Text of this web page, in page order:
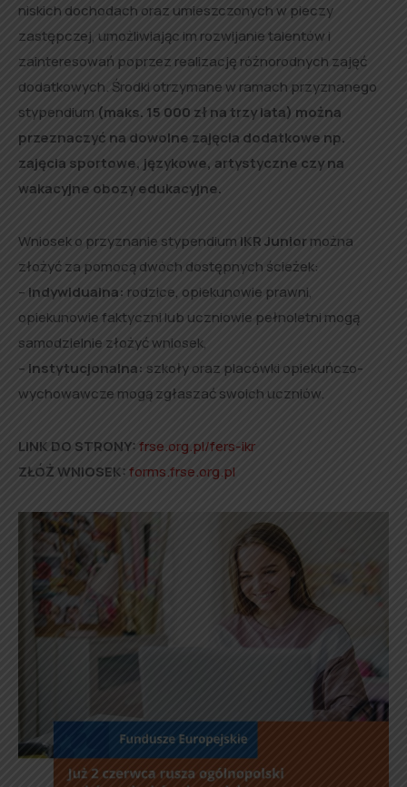
niskich dochodach oraz umieszczonych w pieczy
zastępczej, umożliwiając im rozwijanie talentów i
zainteresowań poprzez realizację różnorodnych zajęć
dodatkowych. Środki otrzymane w ramach przyznanego
stypendium (maks. 15 000 zł na trzy lata) można
przeznaczyć na dowolne zajęcia dodatkowe np.
zajęcia sportowe, językowe, artystyczne czy na
wakacyjne obozy edukacyjne.
Wniosek o przyznanie stypendium IKR Juniormożna
złożyć za pomocą dwóch dostępnych ścieżek:
– indywidualna: rodzice, opiekunowie prawni,
opiekunowie faktyczni lub uczniowie pełnoletni mogą
samodzielnie złożyć wniosek,
– instytucjonalna: szkoły oraz placówki opiekuńczo-
wychowawcze mogą zgłaszać swoich uczniów.
LINK DO STRONY:frse.org.pl/fers-ikr
ZŁÓŻ WNIOSEK:forms.frse.org.pl